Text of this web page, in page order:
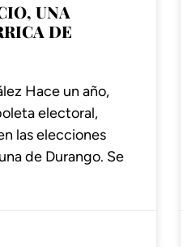
UNA
DE
Hace un año,
electoral,
las elecciones
de Durango. Se